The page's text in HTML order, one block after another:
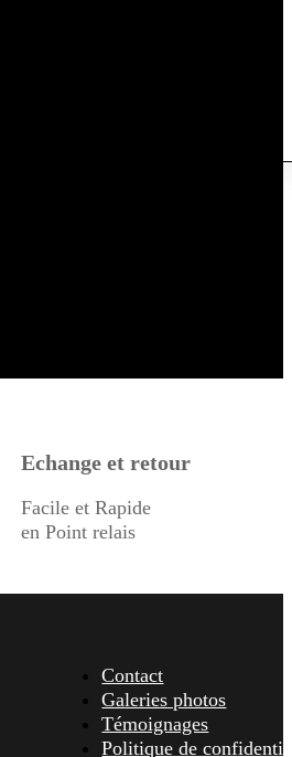
Echange et retour
Facile et Rapide
en Point relais
Contact
Galeries photos
Témoignages
Politique de